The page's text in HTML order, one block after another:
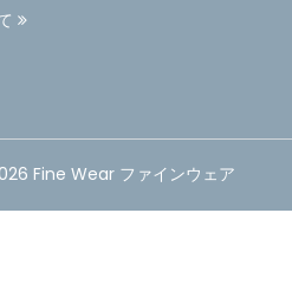
Fine Wear ファインウェア